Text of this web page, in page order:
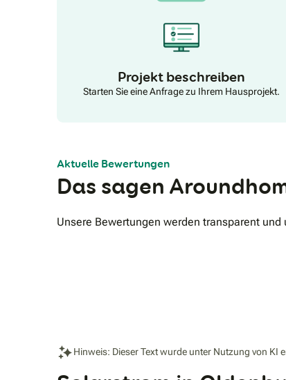
Projekt beschreiben
Starten Sie eine Anfrage zu Ihrem Hausprojekt.
Aktuelle Bewertungen
Das sagen
Unsere Bewertungen werden transparent
Hinweis: Dieser Text wurde unter Nutzung von KI